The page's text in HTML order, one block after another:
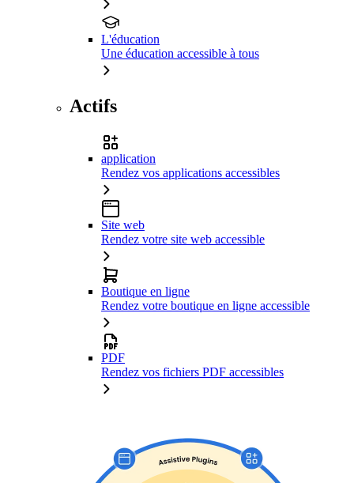
L'éducation
Une éducation accessible à tous
Actifs
application
Rendez vos applications accessibles
Site web
Rendez votre site web accessible
Boutique en ligne
Rendez votre boutique en ligne accessible
PDF
Rendez vos fichiers PDF accessibles